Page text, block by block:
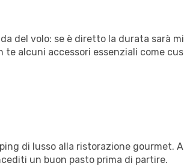
del volo: se è diretto la durata sarà
alcuni accessori essenziali come
di lusso alla ristorazione gourmet.
un buon pasto prima di partire.